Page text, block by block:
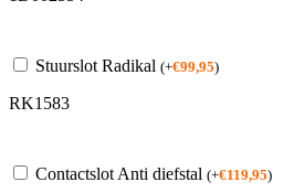
Stuurslot Radikal (+€99,95)
RK1583
Contactslot Anti diefstal (+€119,95)